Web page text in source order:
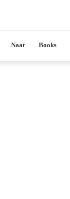
Naat Books